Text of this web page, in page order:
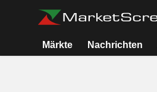
Märkte Nachrichten